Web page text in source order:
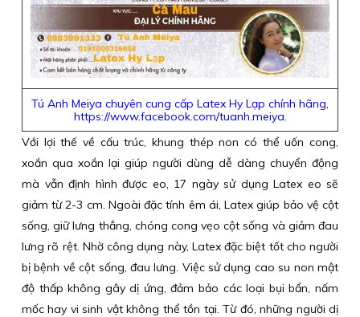
Tú Anh Meiya chuyên cung cấp Latex Hy Lạp chính hãng,
https://www.facebook.com/tuanh.meiya.
Với lợi thế về cấu trúc, khung thép non có thể uốn cong,
xoắn qua xoắn lại giúp người dùng dễ dàng chuyển động
mà vẫn định hình được eo, 17 ngày sử dụng Latex eo sẽ
giảm từ 2-3 cm. Ngoài đặc tính êm ái, Latex giúp bảo vệ cột
sống, giữ lưng thẳng, chóng cong vẹo cột sống và giảm đau
lưng rõ rệt. Nhờ công dụng này, Latex đặc biệt tốt cho người
bị bệnh về cột sống, đau lưng. Việc sử dụng cao su non mật
độ thấp không gây dị ứng, đảm bảo các loại bụi bẩn, nấm
mốc hay vi sinh vật không thể tồn tại. Từ đó, những người dị